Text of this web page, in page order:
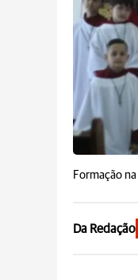
Formação
Da Redação